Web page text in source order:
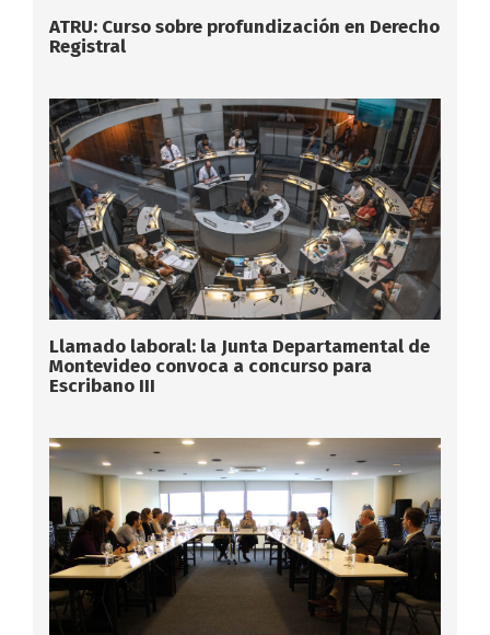
ATRU: Curso sobre profundización en Derecho
Registral
Llamado laboral: la Junta Departamental de
Montevideo convoca a concurso para
Escribano III